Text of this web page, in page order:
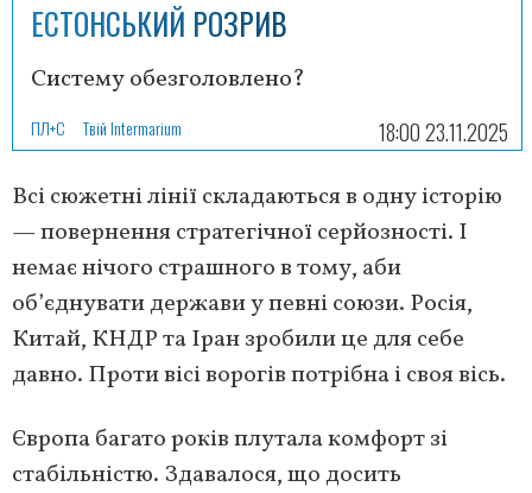
ЕСТОНСЬКИЙ РОЗРИВ
Систему обезголовлено?
ПЛ+С Твій Intermarium 18:00 23.11.2025
Всі сюжетні лінії складаються в одну історію
— повернення стратегічної серйозності. І
немає нічого страшного в тому, аби
об’єднувати держави у певні союзи. Росія,
Китай, КНДР та Іран зробили це для себе
давно. Проти вісі ворогів потрібна і своя вісь.
Європа багато років плутала комфорт зі
стабільністю. Здавалося, що досить